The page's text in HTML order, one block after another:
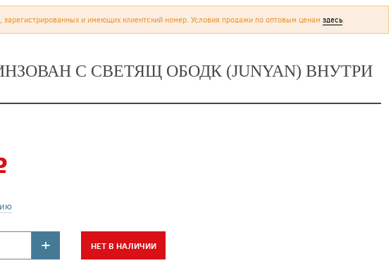
и имеющих клиентский номер. Условия продажи по оптовым ценам здесь.
С СВЕТЯЩ ОБОДК (JUNYAN) ВНУТРИ
+ НЕТ В НАЛИЧИИ